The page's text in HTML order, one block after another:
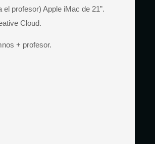
el profesor) Apple iMac de 21”.
Cloud.
+ profesor.